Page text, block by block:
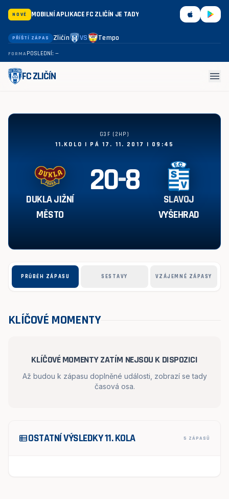
NOVÉ MOBILNÍ APLIKACE FC ZLIČÍN JE TADY
PŘÍŠTÍ ZÁPAS Zličín VS Tempo
FORMAPOSLEDNÍ: —
FC ZLIČÍN menu
Dukla Jižní Město - Slavoj Vyšehrad 20:8
G3F (2HP)
11.KOLO | PÁ 17. 11. 2017 | 09:45
DUKLA JIŽNÍ
MĚSTO
20-8
SLAVOJ
VYŠEHRAD
PRŮBĚH ZÁPASU SESTAVY VZÁJEMNÉ ZÁPASY
KLÍČOVÉ MOMENTY
KLÍČOVÉ MOMENTY ZATÍM NEJSOU K DISPOZICI
Až budou k zápasu doplněné události, zobrazí se tady
časová osa.
view_listOSTATNÍ VÝSLEDKY 11. KOLA 5 ZÁPASŮ